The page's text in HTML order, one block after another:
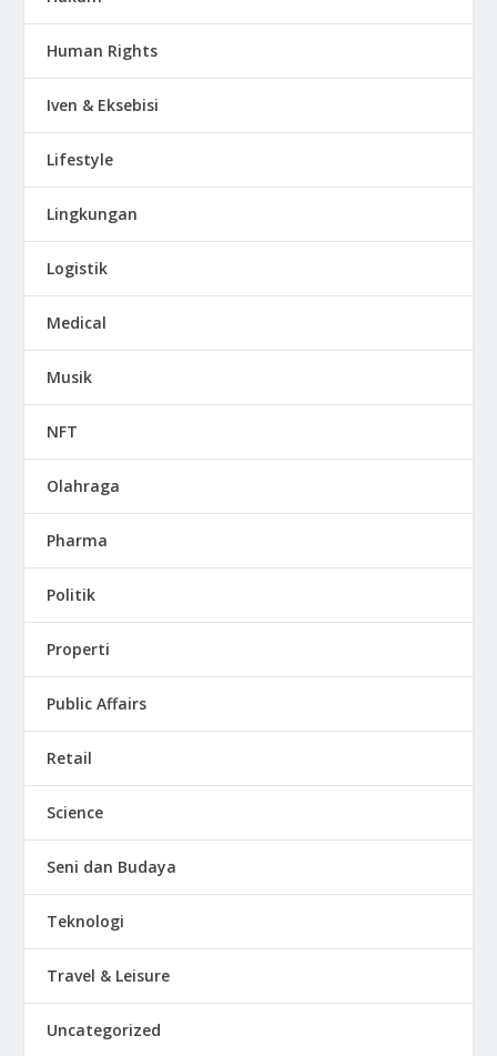
Human Rights
Iven & Eksebisi
Lifestyle
Lingkungan
Logistik
Medical
Musik
NFT
Olahraga
Pharma
Politik
Properti
Public Affairs
Retail
Science
Seni dan Budaya
Teknologi
Travel & Leisure
Uncategorized